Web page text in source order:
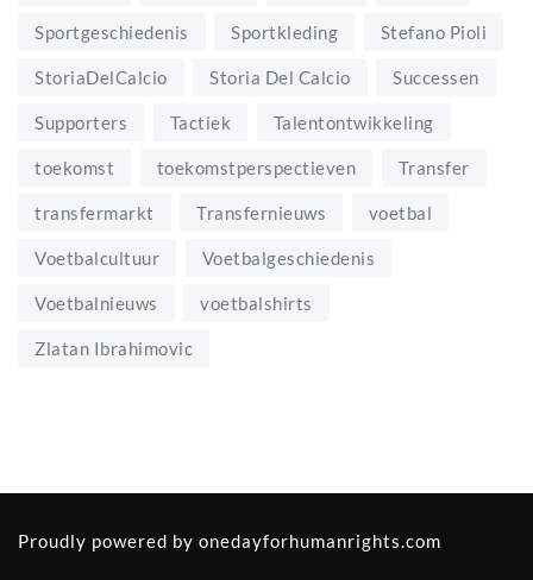
Sportgeschiedenis Sportkleding Stefano Pioli
StoriaDelCalcio Storia Del Calcio Successen
Supporters Tactiek Talentontwikkeling
toekomst toekomstperspectieven Transfer
transfermarkt Transfernieuws voetbal
Voetbalcultuur Voetbalgeschiedenis
Voetbalnieuws voetbalshirts
Zlatan Ibrahimovic
Proudly powered by onedayforhumanrights.com